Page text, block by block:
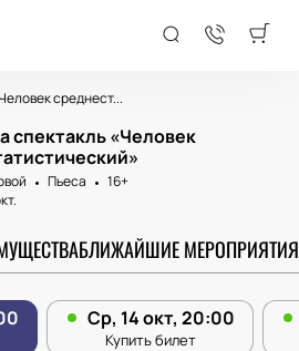
среднест...
спектакль «Человек
Пьеса
16+
БЛИЖАЙШИЕ МЕРОПРИЯТИЯ